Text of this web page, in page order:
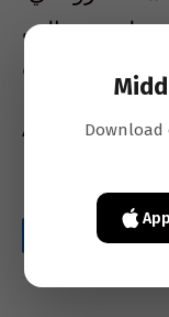
هي التي
“ ” الكويتيةDownload